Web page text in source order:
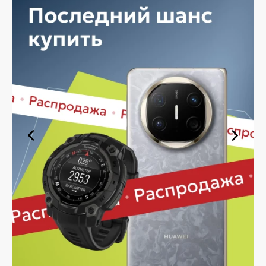
быстро — независимо от объема, с возможностью
выполнить бесплатную доставку.
Планируете покупку в рассрочку? У нас есть такая
услуга. Мы предлагаем удобные условия оплаты,
выберите нужную позицию, добавьте в корзину и
оформите заявку — купить Whoop в Липецке вы
сможете в кратчайшие сроки.
Ассортимент Whoop в магазине
iSpace в Липецке
На нашей торговой платформе представлен широкий
выбор продукции. Среди ассортимента, как новинки
рынка, так и проверенные временем модели. Каждый
продукт в каталоге соответствует стандартам
качества. Вы можете выбрать и заказать Whoop в
Липецке в удобной конфигурации и с доступной
ценой.
Мы постоянно обновляем ассортимент, отслеживаем
наличие, поддерживаем актуальность информации,
касающейся цен и наличия. Благодаря этому клиенты